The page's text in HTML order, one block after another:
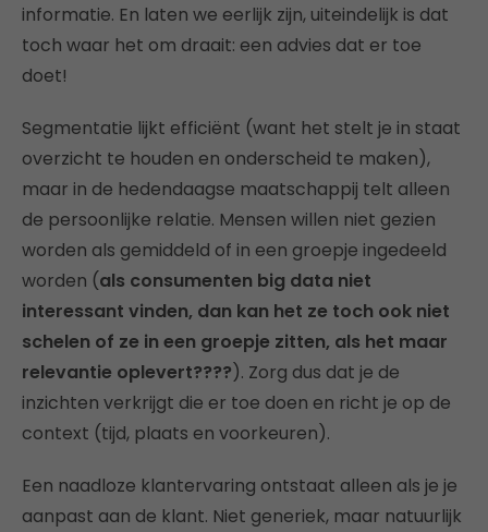
informatie. En laten we eerlijk zijn, uiteindelijk is dat
toch waar het om draait: een advies dat er toe
doet!
Segmentatie lijkt efficiënt (want het stelt je in staat
overzicht te houden en onderscheid te maken),
maar in de hedendaagse maatschappij telt alleen
de persoonlijke relatie. Mensen willen niet gezien
worden als gemiddeld of in een groepje ingedeeld
worden (als consumenten big data niet
interessant vinden, dan kan het ze toch ook niet
schelen of ze in een groepje zitten, als het maar
relevantie oplevert????). Zorg dus dat je de
inzichten verkrijgt die er toe doen en richt je op de
context (tijd, plaats en voorkeuren).
Een naadloze klantervaring ontstaat alleen als je je
aanpast aan de klant. Niet generiek, maar natuurlijk